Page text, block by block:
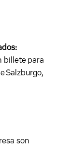
billete para
Salzburgo,
son